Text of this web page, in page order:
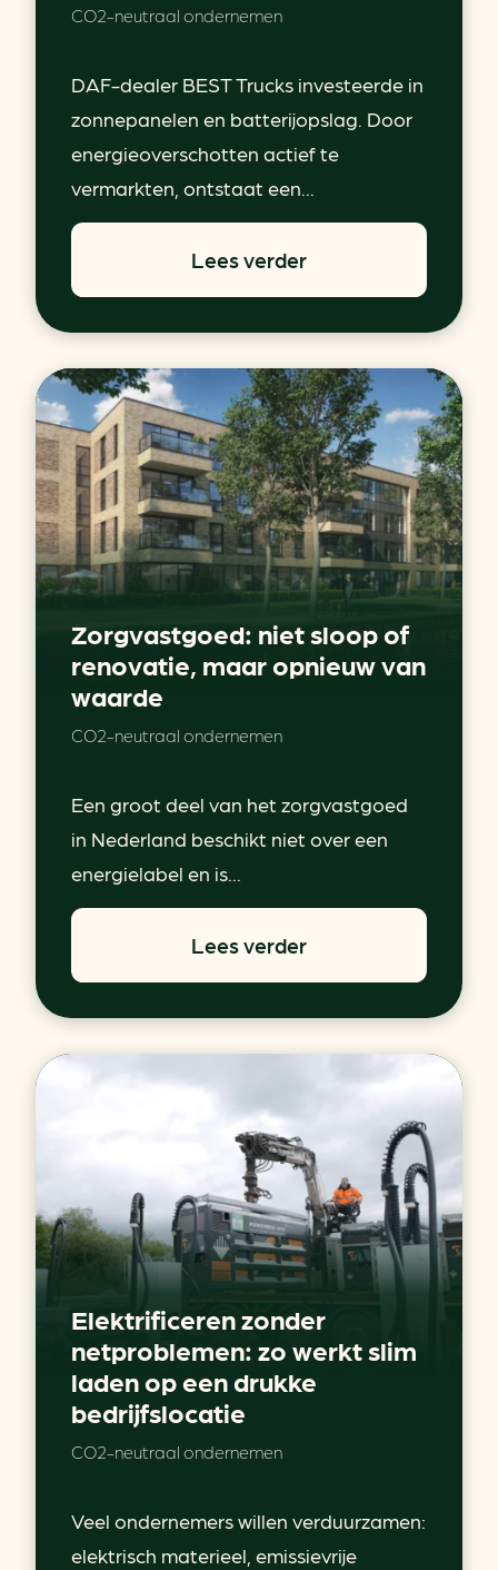
CO2-neutraal ondernemen
DAF-dealer BEST Trucks investeerde in
zonnepanelen en batterijopslag. Door
energieoverschotten actief te
vermarkten, ontstaat een...
Lees verder
Zorgvastgoed: niet sloop of
renovatie, maar opnieuw van
waarde
CO2-neutraal ondernemen
Een groot deel van het zorgvastgoed
in Nederland beschikt niet over een
energielabel en is...
Lees verder
Elektrificeren zonder
netproblemen: zo werkt slim
laden op een drukke
bedrijfslocatie
CO2-neutraal ondernemen
Veel ondernemers willen verduurzamen:
elektrisch materieel, emissievrije